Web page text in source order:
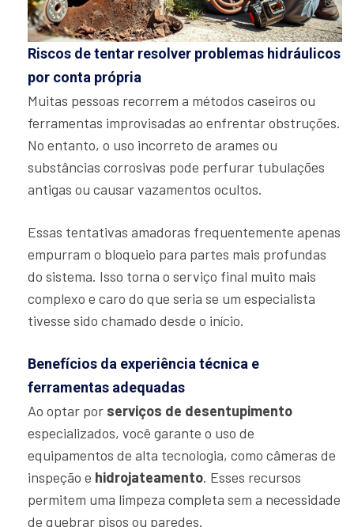
Riscos de tentar resolver problemas hidráulicos
por conta própria
Muitas pessoas recorrem a métodos caseiros ou
ferramentas improvisadas ao enfrentar obstruções.
No entanto, o uso incorreto de arames ou
substâncias corrosivas pode perfurar tubulações
antigas ou causar vazamentos ocultos.
Essas tentativas amadoras frequentemente apenas
empurram o bloqueio para partes mais profundas
do sistema. Isso torna o serviço final muito mais
complexo e caro do que seria se um especialista
tivesse sido chamado desde o início.
Benefícios da experiência técnica e
ferramentas adequadas
Ao optar por serviços de desentupimento
especializados, você garante o uso de
equipamentos de alta tecnologia, como câmeras de
inspeção e hidrojateamento. Esses recursos
permitem uma limpeza completa sem a necessidade
de quebrar pisos ou paredes.